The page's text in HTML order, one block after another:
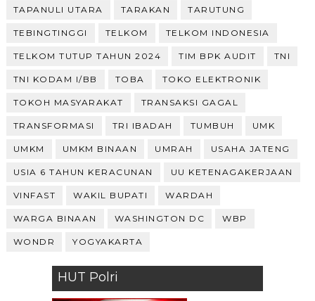
TAPANULI UTARA TARAKAN TARUTUNG
TEBINGTINGGI TELKOM TELKOM INDONESIA
TELKOM TUTUP TAHUN 2024 TIM BPK AUDIT TNI
TNI KODAM I/BB TOBA TOKO ELEKTRONIK
TOKOH MASYARAKAT TRANSAKSI GAGAL
TRANSFORMASI TRI IBADAH TUMBUH UMK
UMKM UMKM BINAAN UMRAH USAHA JATENG
USIA 6 TAHUN KERACUNAN UU KETENAGAKERJAAN
VINFAST WAKIL BUPATI WARDAH
WARGA BINAAN WASHINGTON DC WBP
WONDR YOGYAKARTA
HUT Polri